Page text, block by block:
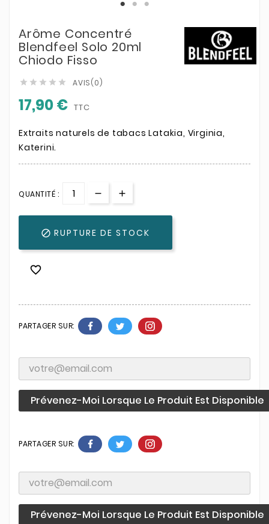
Arôme Concentré
Blendfeel Solo 20ml
Chiodo Fisso
     AVIS(0)
17,90 € TTC
Extraits naturels de tabacs Latakia, Virginia,
Katerini.
QUANTITÉ :
 RUPTURE DE STOCK

PARTAGER SUR:
Prévenez-Moi Lorsque Le Produit Est Disponible
PARTAGER SUR:
Prévenez-Moi Lorsque Le Produit Est Disponible